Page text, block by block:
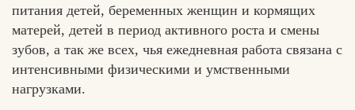
питания детей, беременных женщин и кормящих
матерей, детей в период активного роста и смены
зубов, а так же всех, чья ежедневная работа связана с
интенсивными физическими и умственными
нагрузками.